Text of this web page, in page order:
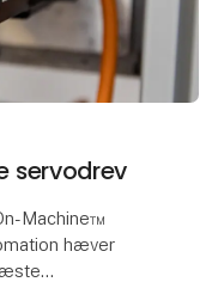
servodrev
Machine™
hæver